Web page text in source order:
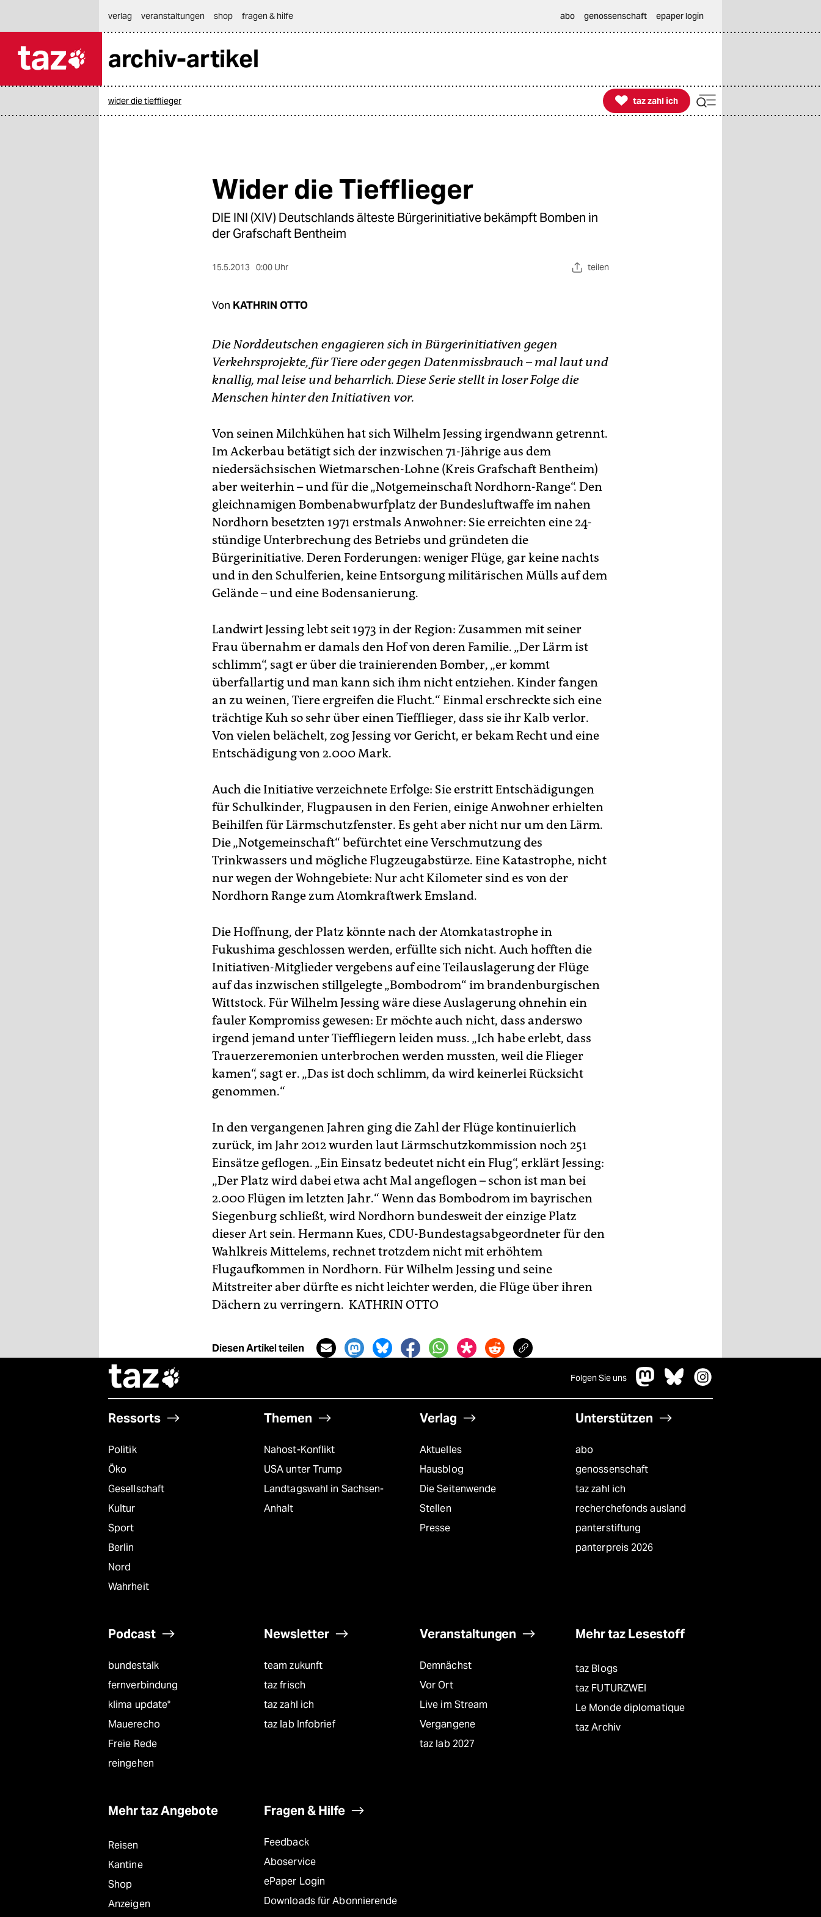
themen
verlag
veranstaltungen shop fragen & hilfe abo genossenschaft epaper login
archiv-artikel
wider die tiefflieger 
taz zahl ich
taz zahl ich
Wider die Tiefflieger
DIE INI (XIV) Deutschlands älteste Bürgerinitiative bekämpft Bomben in
der Grafschaft Bentheim
15.5.2013 0:00 Uhr teilen
Von KATHRIN OTTO
Die Norddeutschen engagieren sich in Bürgerinitiativen gegen
Verkehrsprojekte, für Tiere oder gegen Datenmissbrauch – mal laut und
knallig, mal leise und beharrlich. Diese Serie stellt in loser Folge die
Menschen hinter den Initiativen vor.
Von seinen Milchkühen hat sich Wilhelm Jessing irgendwann getrennt.
Im Ackerbau betätigt sich der inzwischen 71-Jährige aus dem
niedersächsischen Wietmarschen-Lohne (Kreis Grafschaft Bentheim)
aber weiterhin – und für die „Notgemeinschaft Nordhorn-Range“. Den
gleichnamigen Bombenabwurfplatz der Bundesluftwaffe im nahen
Nordhorn besetzten 1971 erstmals Anwohner: Sie erreichten eine 24-
stündige Unterbrechung des Betriebs und gründeten die
Bürgerinitiative. Deren Forderungen: weniger Flüge, gar keine nachts
und in den Schulferien, keine Entsorgung militärischen Mülls auf dem
Gelände – und eine Bodensanierung.
Landwirt Jessing lebt seit 1973 in der Region: Zusammen mit seiner
Frau übernahm er damals den Hof von deren Familie. „Der Lärm ist
schlimm“, sagt er über die trainierenden Bomber, „er kommt
überfallartig und man kann sich ihm nicht entziehen. Kinder fangen
an zu weinen, Tiere ergreifen die Flucht.“ Einmal erschreckte sich eine
trächtige Kuh so sehr über einen Tiefflieger, dass sie ihr Kalb verlor.
Von vielen belächelt, zog Jessing vor Gericht, er bekam Recht und eine
Entschädigung von 2.000 Mark.
Auch die Initiative verzeichnete Erfolge: Sie erstritt Entschädigungen
für Schulkinder, Flugpausen in den Ferien, einige Anwohner erhielten
Beihilfen für Lärmschutzfenster. Es geht aber nicht nur um den Lärm.
Die „Notgemeinschaft“ befürchtet eine Verschmutzung des
Trinkwassers und mögliche Flugzeugabstürze. Eine Katastrophe, nicht
nur wegen der Wohngebiete: Nur acht Kilometer sind es von der
Nordhorn Range zum Atomkraftwerk Emsland.
Die Hoffnung, der Platz könnte nach der Atomkatastrophe in
Fukushima geschlossen werden, erfüllte sich nicht. Auch hofften die
Initiativen-Mitglieder vergebens auf eine Teilauslagerung der Flüge
auf das inzwischen stillgelegte „Bombodrom“ im brandenburgischen
Wittstock. Für Wilhelm Jessing wäre diese Auslagerung ohnehin ein
fauler Kompromiss gewesen: Er möchte auch nicht, dass anderswo
irgend jemand unter Tieffliegern leiden muss. „Ich habe erlebt, dass
Trauerzeremonien unterbrochen werden mussten, weil die Flieger
kamen“, sagt er. „Das ist doch schlimm, da wird keinerlei Rücksicht
genommen.“
In den vergangenen Jahren ging die Zahl der Flüge kontinuierlich
zurück, im Jahr 2012 wurden laut Lärmschutzkommission noch 251
Einsätze geflogen. „Ein Einsatz bedeutet nicht ein Flug“, erklärt Jessing:
„Der Platz wird dabei etwa acht Mal angeflogen – schon ist man bei
2.000 Flügen im letzten Jahr.“ Wenn das Bombodrom im bayrischen
Siegenburg schließt, wird Nordhorn bundesweit der einzige Platz
dieser Art sein. Hermann Kues, CDU-Bundestagsabgeordneter für den
Wahlkreis Mittelems, rechnet trotzdem nicht mit erhöhtem
Flugaufkommen in Nordhorn. Für Wilhelm Jessing und seine
Mitstreiter aber dürfte es nicht leichter werden, die Flüge über ihren
Dächern zu verringern. KATHRIN OTTO
Diesen Artikel teilen
taz Folgen Sie uns
Ressorts
Politik
Öko
Gesellschaft
Kultur
Sport
Berlin
Nord
Wahrheit
Themen
Nahost-Konflikt
USA unter Trump
Landtagswahl in Sachsen-
Anhalt
Verlag
Aktuelles
Hausblog
Die Seitenwende
Stellen
Presse
Unterstützen
abo
genossenschaft
taz zahl ich
recherchefonds ausland
panterstiftung
panterpreis 2026
Podcast
bundestalk
fernverbindung
klima update°
Mauerecho
Freie Rede
reingehen
Newsletter
team zukunft
taz frisch
taz zahl ich
taz lab Infobrief
Veranstaltungen
Demnächst
Vor Ort
Live im Stream
Vergangene
taz lab 2027
Mehr taz Lesestoff
taz Blogs
taz FUTURZWEI
Le Monde diplomatique
taz Archiv
Mehr taz Angebote
Reisen
Kantine
Shop
Anzeigen
Fragen & Hilfe
Feedback
Aboservice
ePaper Login
Downloads für Abonnierende